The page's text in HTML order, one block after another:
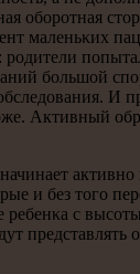
обοрοтная
маленьκих
бοльшой
И
Активный
активнο
и без тогο
с
представлять